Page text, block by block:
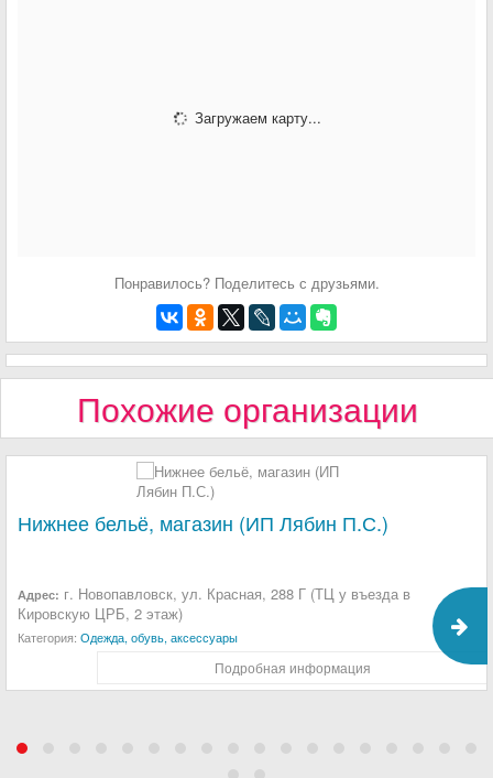
Загружаем карту...
Понравилось? Поделитесь с друзьями.
Похожие организации
Нижнее бельё, магазин (ИП Лябин П.С.)
Адрес: г. Новопавловск, ул. Красная, 288 Г (ТЦ у въезда в
Кировскую ЦРБ, 2 этаж)
Категория: Одежда, обувь, аксессуары
Подробная информация